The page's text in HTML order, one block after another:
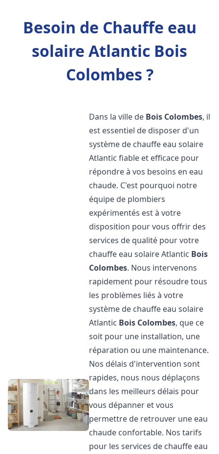
Besoin de Chauffe eau
solaire Atlantic Bois
Colombes ?
Dans la ville de Bois Colombes, il
est essentiel de disposer d'un
système de chauffe eau solaire
Atlantic fiable et efficace pour
répondre à vos besoins en eau
chaude. C'est pourquoi notre
équipe de plombiers
expérimentés est à votre
disposition pour vous offrir des
services de qualité pour votre
chauffe eau solaire Atlantic Bois
Colombes. Nous intervenons
rapidement pour résoudre tous
les problèmes liés à votre
système de chauffe eau solaire
Atlantic Bois Colombes, que ce
soit pour une installation, une
réparation ou une maintenance.
Nos délais d'intervention sont
rapides, nous nous déplaçons
dans les meilleurs délais pour
vous dépanner et vous
permettre de retrouver une eau
chaude confortable. Nos tarifs
pour les services de chauffe eau